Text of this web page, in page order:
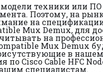
техники или
Поэтому, на
на
Mux Demux, для
на
Mux Demux
в
по Cisco Cable HFC
специалистам.